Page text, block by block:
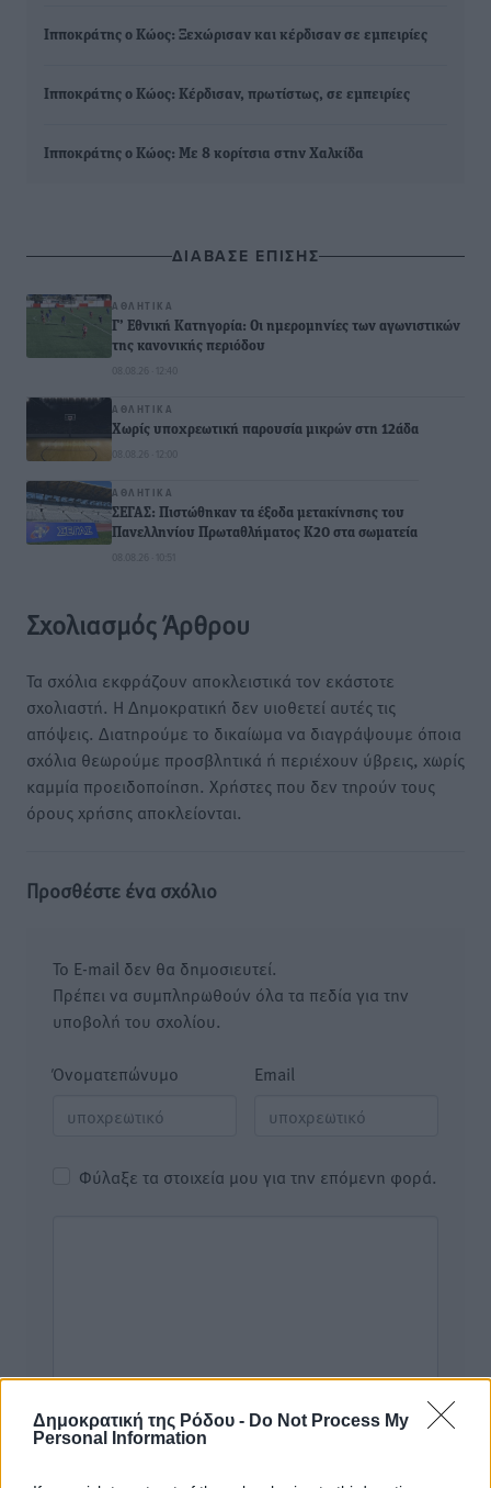
Δημοκρατική της Ρόδου - Do Not Process My
Personal Information
Ιπποκράτης ο Κώος: Ξεχώρισαν και κέρδισαν σε εμπειρίες
Ιπποκράτης ο Κώος: Κέρδισαν, πρωτίστως, σε εμπειρίες
Ιπποκράτης ο Κώος: Με 8 κορίτσια στην Χαλκίδα
ΔΙΑΒΑΣΕ ΕΠΙΣΗΣ
ΑΘΛΗΤΙΚΆ
Γ’ Εθνική Κατηγορία: Οι ημερομηνίες των αγωνιστικών
της κανονικής περιόδου
08.08.26 · 12:40
ΑΘΛΗΤΙΚΆ
Χωρίς υποχρεωτική παρουσία μικρών στη 12άδα
08.08.26 · 12:00
ΑΘΛΗΤΙΚΆ
ΣΕΓΑΣ: Πιστώθηκαν τα έξοδα μετακίνησης του
Πανελληνίου Πρωταθλήματος Κ20 στα σωματεία
08.08.26 · 10:51
Σχολιασμός Άρθρου
Τα σχόλια εκφράζουν αποκλειστικά τον εκάστοτε
σχολιαστή. Η Δημοκρατική δεν υιοθετεί αυτές τις
απόψεις. Διατηρούμε το δικαίωμα να διαγράψουμε όποια
σχόλια θεωρούμε προσβλητικά ή περιέχουν ύβρεις, χωρίς
καμμία προειδοποίηση. Χρήστες που δεν τηρούν τους
όρους χρήσης αποκλείονται.
Προσθέστε ένα σχόλιο
Το E-mail δεν θα δημοσιευτεί.
Πρέπει να συμπληρωθούν όλα τα πεδία για την
υποβολή του σχολίου.
Όνοματεπώνυμο Email
Φύλαξε τα στοιχεία μου για την επόμενη φορά.